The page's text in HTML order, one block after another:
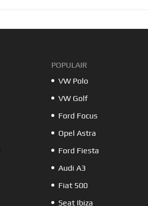
POPULAIR
VW Polo
VW Golf
Ford Focus
Opel Astra
Ford Fiesta
Audi A3
Fiat 500
Seat Ibiza